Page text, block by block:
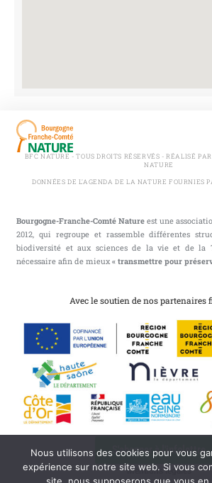
BFC NATURE - TOUS DROITS RÉSERVÉS - RÉALISÉ
NATURE
DONNÉES DE L'AGENDA DE LA NATURE FOURNIES
Bourgogne-Franche-Comté Nature est une
2012, qui regroupe et rassemble différentes
biodiversité et aux sciences de la vie et de la
nécessaire afin de mieux« transmettre pour
Avec le soutien de nos partenaires
Mentions légales
S'abonner à l'infolettre
Nous utilisons des cookies pour vous
expérience sur notre site web. Si vous